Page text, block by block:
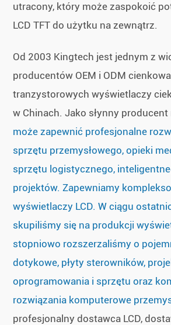
utracony, który może zaspokoić
LCD TFT do użytku na zewnątrz.
Od 2003 Kingtech jest jednym z
producentów OEM i ODM
tranzystorowych wyświetlaczy
w Chinach. Jako słynny producent
może zapewnić profesjonalne
sprzętu przemysłowego, opieki
sprzętu logistycznego,
projektów. Zapewniamy
wyświetlaczy LCD. W ciągu
skupiliśmy się na produkcji
stopniowo rozszerzaliśmy o
dotykowe, płyty sterowników,
oprogramowania i sprzętu oraz
rozwiązania komputerowe
profesjonalny dostawca LCD,